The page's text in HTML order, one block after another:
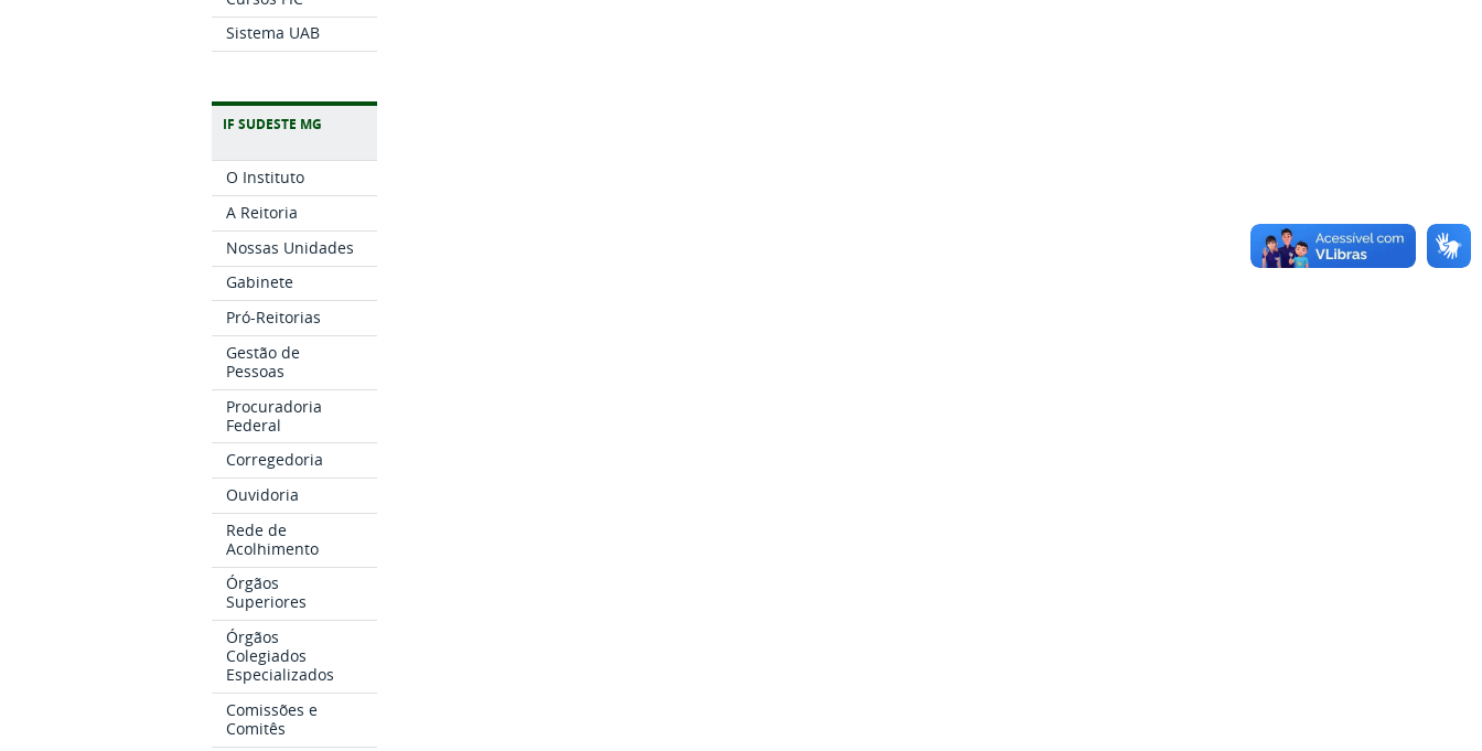
Sistema UAB
IF SUDESTE MG
O Instituto
A Reitoria
Nossas Unidades
Gabinete
Pró-Reitorias
Gestão de
Pessoas
Procuradoria
Federal
Corregedoria
Ouvidoria
Rede de
Acolhimento
Órgãos
Superiores
Órgãos
Colegiados
Especializados
Comissões e
Comitês